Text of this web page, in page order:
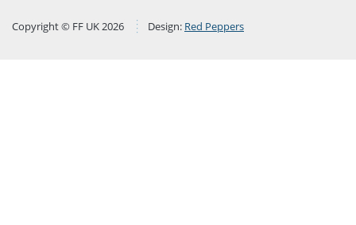
Copyright © FF UK 2026 Design: Red Peppers